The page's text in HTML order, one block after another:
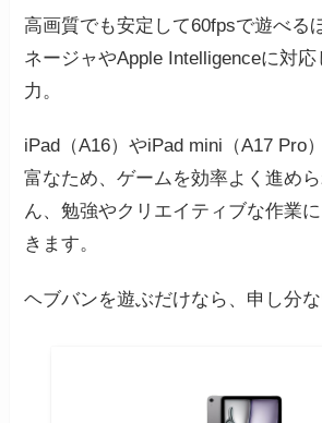
高画質でも安定して60fpsで遊べる
ネージャやApple Intelligenceに対
力。
iPad（A16）やiPad mini（A17 Pro
富なため、ゲームを効率よく進め
ん、勉強やクリエイティブな作業
きます。
ヘブバンを遊ぶだけなら、申し分な